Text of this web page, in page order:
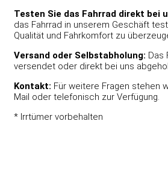
Testen Sie das Fahrrad direkt bei
das Fahrrad in unserem Geschäft
Qualität und Fahrkomfort zu
Versand oder Selbstabholung: Das
versendet oder direkt bei uns
Kontakt: Für weitere Fragen stehen
Mail oder telefonisch zur Verfügung.
* Irrtümer vorbehalten